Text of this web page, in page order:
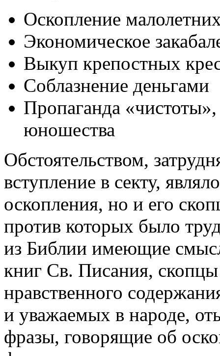
Оскопление
Экономическое
Выкуп крепостных
Соблазнение деньгами
Пропаганда
юношества
Обстоятельством,
вступление в секту,
оскопления, но и его
против которых было
из Библии имеющие
книг Св. Писания,
нравственного
и уважаемых в народе,
фразы, говорящие об